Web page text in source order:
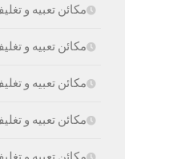
مكائن تعبيه و
مكائن تعبيه و
مكائن تعبيه و
مكائن تعبيه و